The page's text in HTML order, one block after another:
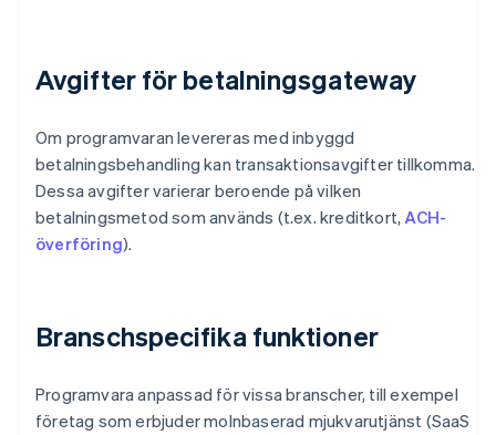
Avgifter för betalningsgateway
Om programvaran levereras med inbyggd
betalningsbehandling kan transaktionsavgifter tillkomma.
Dessa avgifter varierar beroende på vilken
betalningsmetod som används (t.ex. kreditkort,ACH-
överföring).
Branschspecifika funktioner
Programvara anpassad för vissa branscher, till exempel
företag som erbjuder molnbaserad mjukvarutjänst (SaaS